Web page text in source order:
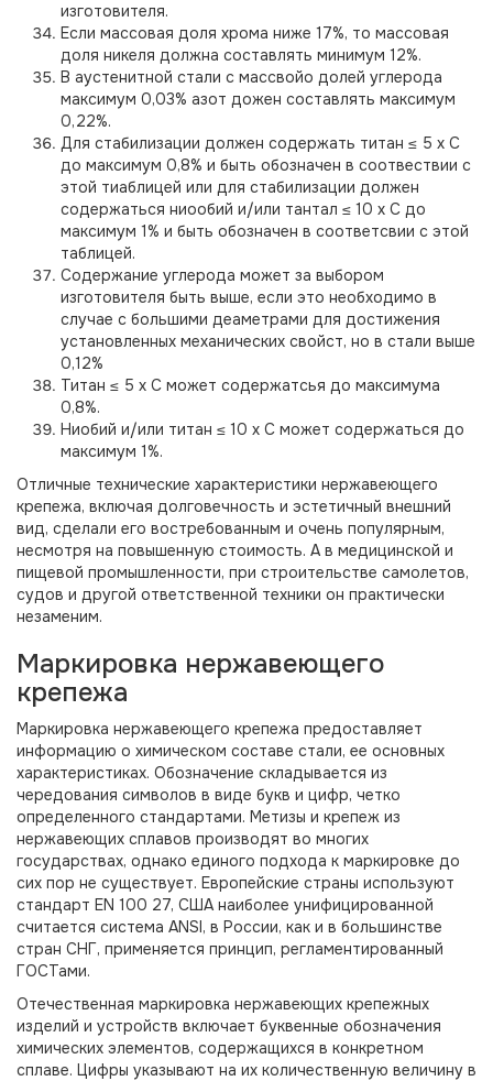
изготовителя.
Если массовая доля хрома ниже 17%, то массовая
доля никеля должна составлять минимум 12%.
В аустенитной стали с массвойо долей углерода
максимум 0,03% азот дожен составлять максимум
0,22%.
Для стабилизации должен содержать титан ≤ 5 x C
до максимум 0,8% и быть обозначен в соотвествии с
этой тиаблицей или для стабилизации должен
содержаться ниообий и/или тантал ≤ 10 x C до
максимум 1% и быть обозначен в соответсвии с этой
таблицей.
Содержание углерода может за выбором
изготовителя быть выше, если это необходимо в
случае с большими деаметрами для достижения
установленных механических свойст, но в стали выше
0,12%
Титан ≤ 5 x C может содержатсья до максимума
0,8%.
Ниобий и/или титан ≤ 10 x C может содержаться до
максимум 1%.
Отличные технические характеристики нержавеющего
крепежа, включая долговечность и эстетичный внешний
вид, сделали его востребованным и очень популярным,
несмотря на повышенную стоимость. А в медицинской и
пищевой промышленности, при строительстве самолетов,
судов и другой ответственной техники он практически
незаменим.
Маркировка нержавеющего
крепежа
Маркировка нержавеющего крепежа предоставляет
информацию о химическом составе стали, ее основных
характеристиках. Обозначение складывается из
чередования символов в виде букв и цифр, четко
определенного стандартами. Метизы и крепеж из
нержавеющих сплавов производят во многих
государствах, однако единого подхода к маркировке до
сих пор не существует. Европейские страны используют
стандарт EN 100 27, США наиболее унифицированной
считается система ANSI, в России, как и в большинстве
стран СНГ, применяется принцип, регламентированный
ГОСТами.
Отечественная маркировка нержавеющих крепежных
изделий и устройств включает буквенные обозначения
химических элементов, содержащихся в конкретном
сплаве. Цифры указывают на их количественную величину в